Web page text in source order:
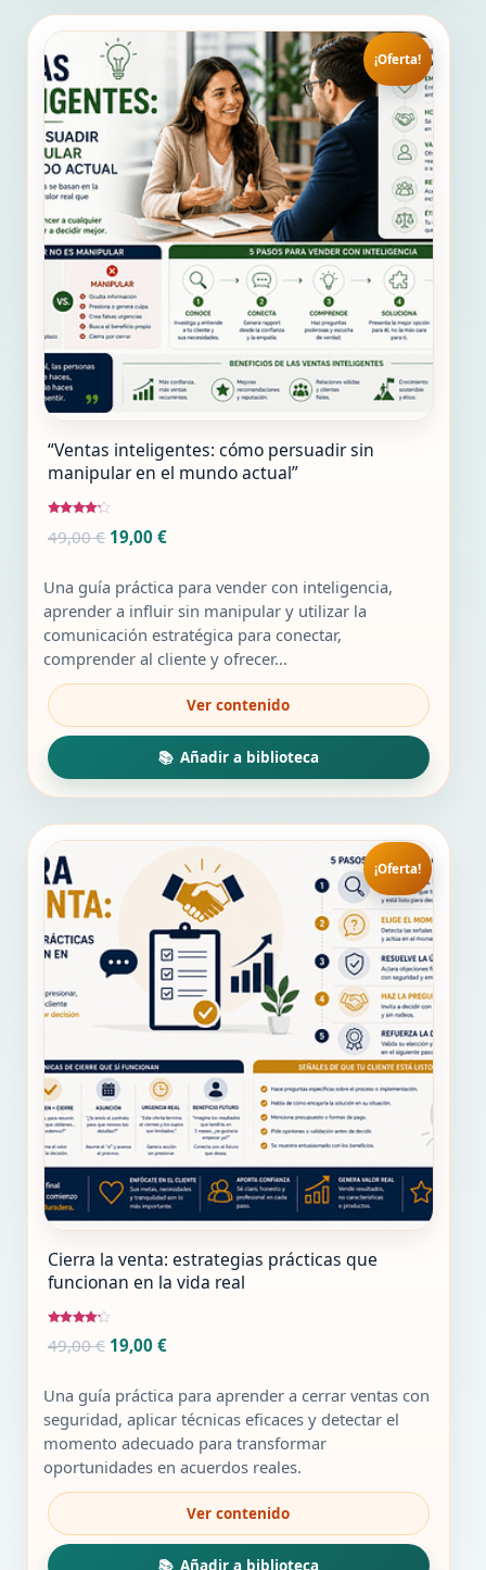
¡Oferta!
“Ventas inteligentes: cómo persuadir sin
manipular en el mundo actual”
con
4.00
49,00€ El
original
era:
49,00 €.
19,00 €El
actual
es:
19,00 €.
Una guía práctica para vender con inteligencia,
aprender a influir sin manipular y utilizar la
comunicación estratégica para conectar,
comprender al cliente y ofrecer...
¡Oferta!
Cierra la venta: estrategias prácticas que
funcionan en la vida real
con
4.00
49,00€ El
original
era:
49,00 €.
19,00 €El
actual
es:
19,00 €.
Una guía práctica para aprender a cerrar ventas con
seguridad, aplicar técnicas eficaces y detectar el
momento adecuado para transformar
oportunidades en acuerdos reales.